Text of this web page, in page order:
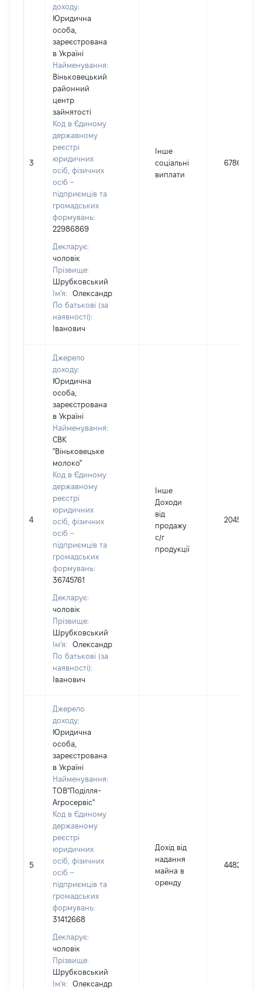
3
доходу:
Юридична
особа,
зареєстрована
в Україні
Найменування:
Віньковецький
районний
центр
зайнятості
Код в Єдиному
державному
реєстрі
юридичних
осіб, фізичних
осіб –
підприємців та
громадських
формувань:
22986869
Декларує:
чоловік
Прізвище:
Шрубковський
Ім'я:
Олександр
По батькові (за
наявності):
Іванович
Інше
соціальні
виплати
6786
4
Джерело
доходу:
Юридична
особа,
зареєстрована
в Україні
Найменування:
СВК
"Віньковецьке
молоко"
Код в Єдиному
державному
реєстрі
юридичних
осіб, фізичних
осіб –
підприємців та
громадських
формувань:
36745761
Декларує:
чоловік
Прізвище:
Шрубковський
Ім'я:
Олександр
По батькові (за
наявності):
Іванович
Інше
Доходи
від
продажу
с/г
продукції
20458
5
Джерело
доходу:
Юридична
особа,
зареєстрована
в Україні
Найменування:
ТОВ"Поділля-
Агросервіс"
Код в Єдиному
державному
реєстрі
юридичних
осіб, фізичних
осіб –
підприємців та
громадських
формувань:
31412668
Декларує:
чоловік
Прізвище:
Шрубковський
Ім'я:
Олександр
Дохід від
надання
майна в
оренду
4482